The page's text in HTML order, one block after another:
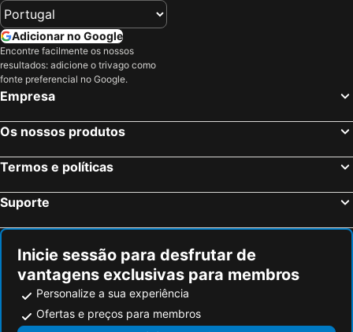
Adicionar no Google
Encontre facilmente os nossos
resultados: adicione o trivago como
fonte preferencial no Google.
Empresa
Os nossos produtos
Termos e políticas
Suporte
Inicie sessão para desfrutar de
vantagens exclusivas para membros
Personalize a sua experiência
Ofertas e preços para membros